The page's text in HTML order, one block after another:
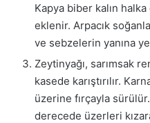
Kapya biber kalın
eklenir. Arpacık
ve sebzelerin yanına
Zeytinyağı, sarımsak
kasede karıştırılır.
üzerine fırçayla sürülür.
derecede üzerleri